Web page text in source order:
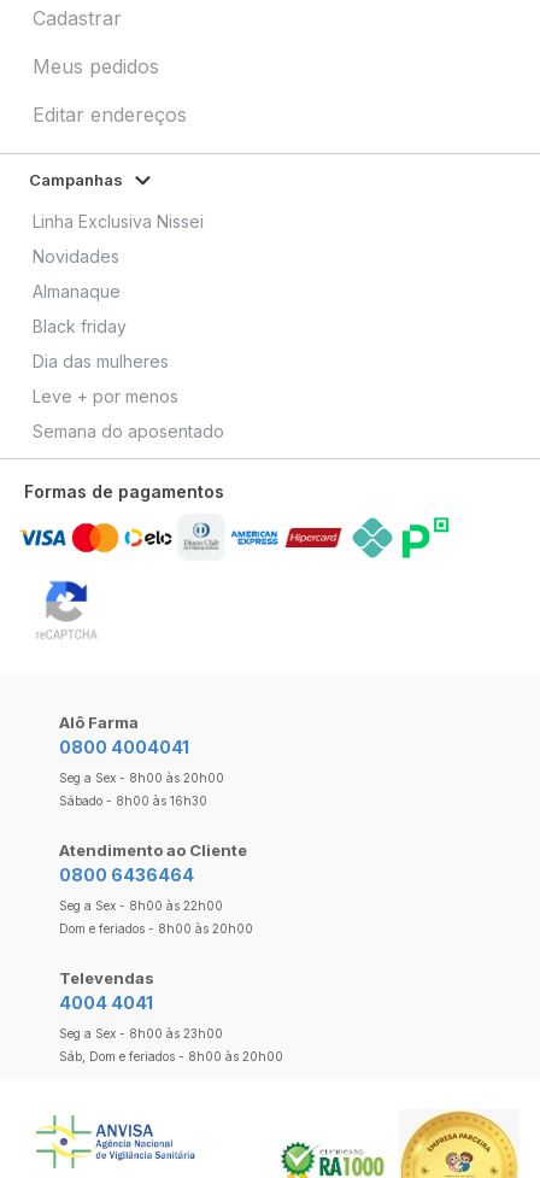
Cadastrar
Meus pedidos
Editar endereços
Campanhas
Linha Exclusiva Nissei
Novidades
Almanaque
Black friday
Dia das mulheres
Leve + por menos
Semana do aposentado
Formas de pagamentos
Alô Farma
0800 4004041
Seg a Sex - 8h00 às 20h00
Sábado - 8h00 às 16h30
Atendimento ao Cliente
0800 6436464
Seg a Sex - 8h00 às 22h00
Dom e feriados - 8h00 às 20h00
Televendas
4004 4041
Seg a Sex - 8h00 às 23h00
Sáb, Dom e feriados - 8h00 às 20h00